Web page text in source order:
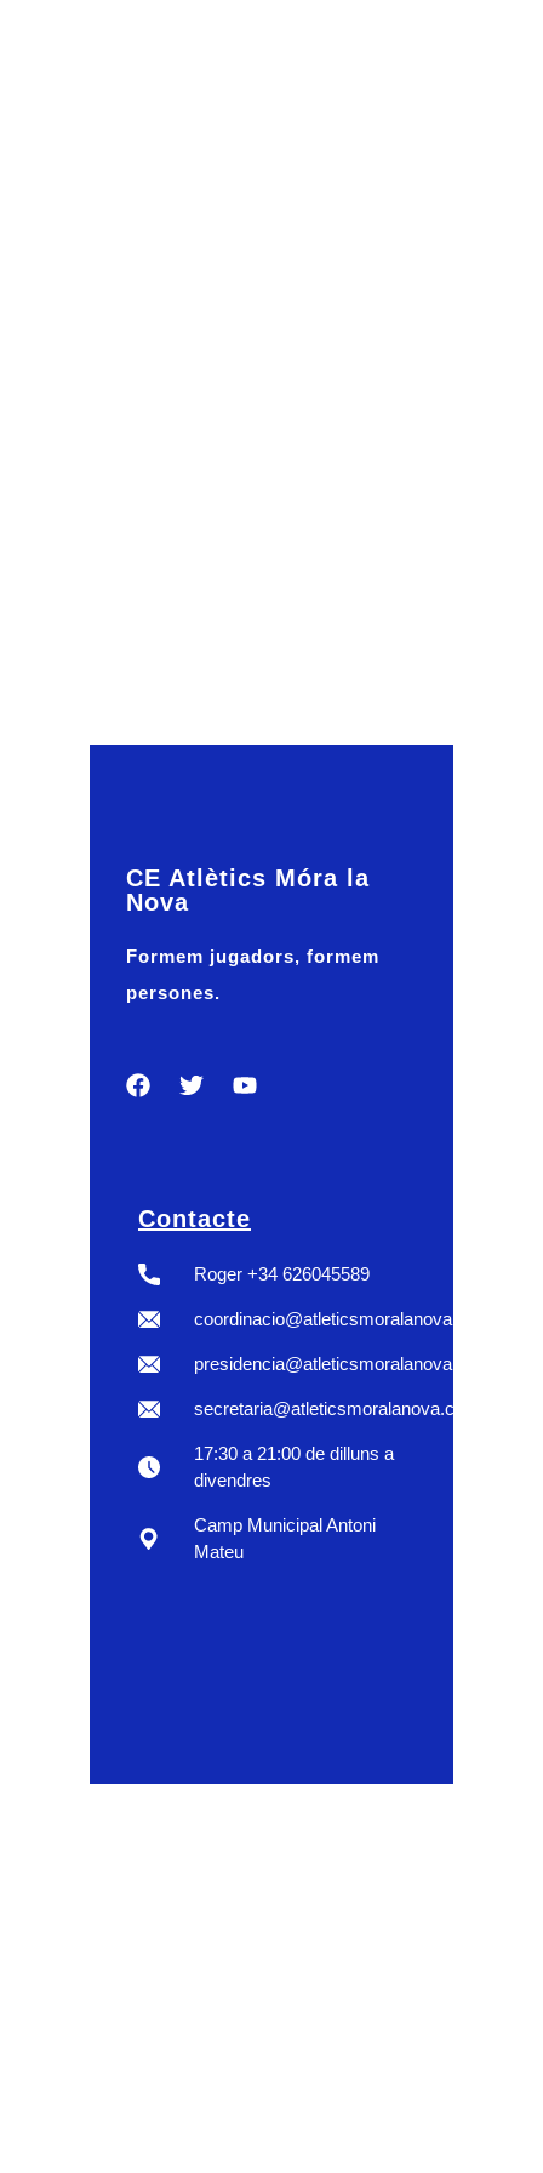
CE Atlètics Móra la
Nova
Formem jugadors, formem
persones.
Contacte
Roger +34 626045589
coordinacio@atleticsmoralanova.com
presidencia@atleticsmoralanova.com
secretaria@atleticsmoralanova.com
17:30 a 21:00 de dilluns a
divendres
Camp Municipal Antoni
Mateu